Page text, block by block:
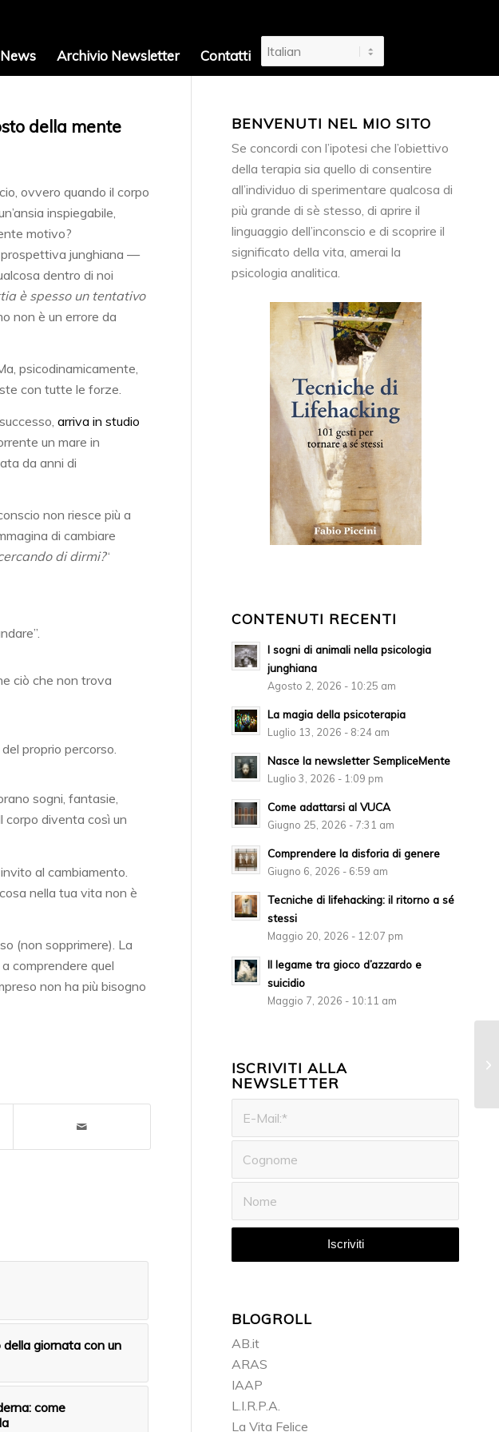
News Archivio Newsletter Contatti
della mente
ovvero quando il corpo
inspiegabile,
motivo?
prospettiva junghiana —
dentro di noi
è spesso un tentativo
non è un errore da
psicodinamicamente,
con tutte le forze.
arriva in studio
un mare in
da anni di
non riesce più a
di cambiare
di dirmi?“
ciò che non trova
proprio percorso.
sogni, fantasie,
corpo diventa così un
al cambiamento.
nella tua vita non è
(non sopprimere). La
comprendere quel
non ha più bisogno
giornata con un
come
BENVENUTI NEL MIO SITO
Se concordi con l’ipotesi che l’obiettivo
della terapia sia quello di consentire
all’individuo di sperimentare qualcosa di
più grande di sè stesso, di aprire il
linguaggio dell’inconscio e di scoprire il
significato della vita, amerai la
psicologia analitica.
CONTENUTI RECENTI
I sogni di animali nella psicologia
junghiana
Agosto 2, 2026 - 10:25 am
La magia della psicoterapia
Luglio 13, 2026 - 8:24 am
Nasce la newsletter SempliceMente
Luglio 3, 2026 - 1:09 pm
Come adattarsi al VUCA
Giugno 25, 2026 - 7:31 am
Comprendere la disforia di genere
Giugno 6, 2026 - 6:59 am
Tecniche di lifehacking: il ritorno a sé
stessi
Maggio 20, 2026 - 12:07 pm
Il legame tra gioco d’azzardo e
suicidio
Maggio 7, 2026 - 10:11 am
ISCRIVITI ALLA
NEWSLETTER
BLOGROLL
AB.it
ARAS
IAAP
L.I.R.P.A.
La Vita Felice